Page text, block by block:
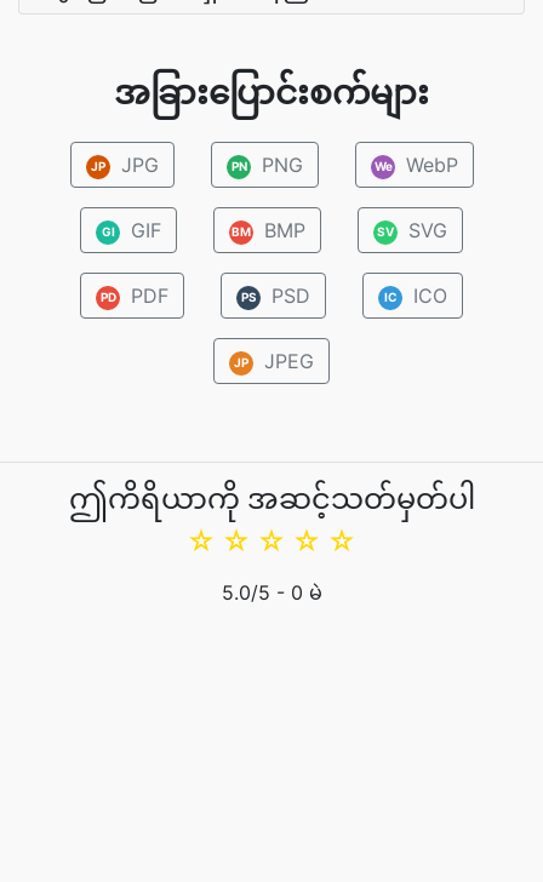
အခြားပြောင်းစက်များ
JP JPG PN PNG We WebP
GI GIF BM BMP SV SVG
PD PDF PS PSD IC ICO
JP JPEG
ဤကိရိယာကို အဆင့်သတ်မှတ်ပါ
☆
☆
☆
☆
☆
5.0/5 - 0 မဲ